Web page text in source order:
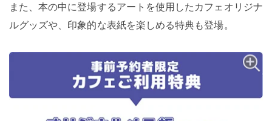
また、本の中に登場するアートを使用したカフェオリジナ
ルグッズや、印象的な表紙を楽しめる特典も登場。